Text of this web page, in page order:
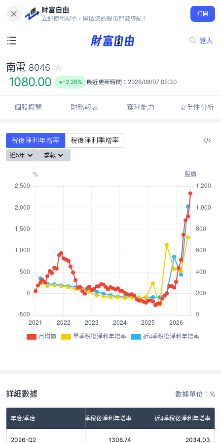
財富自由
立即使用APP，開啟您的股市智慧導航！
打開
登入
1080.00
-2.26%
南電 8046
1080.00 -2.26% 最近更新時間： 2026/08/07 05:30
個股概覽 財務報表 獲利能力 安全性分析
稅後淨利年增率 稅後淨利季增率
近5年 季報
月均價 單季稅後淨利年增率 近4季稅後淨利年增率
詳細數據 數據單位：%
年度/季度 單季稅後淨利年增率 近4季稅後淨利年增率
2026-Q2 1306.74 2034.03